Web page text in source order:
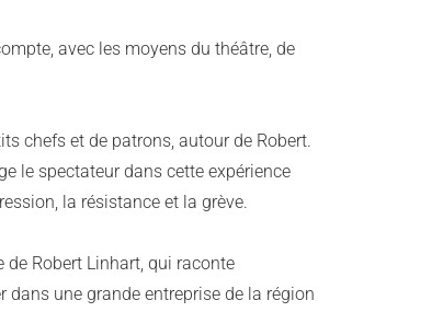
avec les moyens du théâtre, de
chefs et de patrons, autour de Robert.
le spectateur dans cette expérience
la résistance et la grève.
Robert Linhart, qui raconte
dans une grande entreprise de la région